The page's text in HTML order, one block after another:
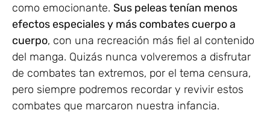
como emocionante. Sus peleas tenían menos
efectos especiales y más combates cuerpo a
cuerpo, con una recreación más fiel al contenido
del manga. Quizás nunca volveremos a disfrutar
de combates tan extremos, por el tema censura,
pero siempre podremos recordar y revivir estos
combates que marcaron nuestra infancia.